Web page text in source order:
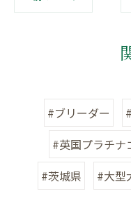
#ブリーダー
#英国プラチナ
#茨城県
#大型